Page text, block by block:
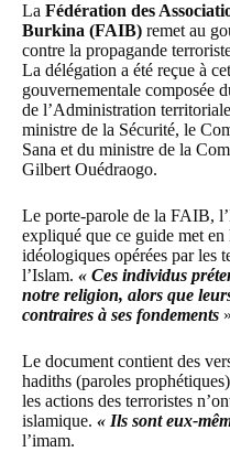
La Fédération des
Burkina (FAIB) remet au
contre la propagande
La délégation a été reçue à
gouvernementale composée
de l’Administration
ministre de la Sécurité, le
Sana et du ministre de la
Gilbert Ouédraogo.
Le porte-parole de la FAIB,
expliqué que ce guide met
idéologiques opérées par les
l’Islam. « Ces individus
notre religion, alors que
contraires à ses fondements
Le document contient des
hadiths (paroles
les actions des terroristes
islamique. « Ils sont eux-
l’imam.